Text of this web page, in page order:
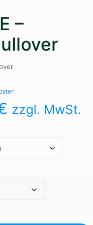
–
zzgl. MwSt.